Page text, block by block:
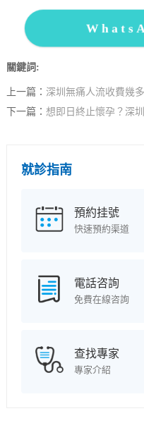
關鍵詞:
上一篇： 深圳無痛人流收費幾
下一篇： 想即日終止懷孕？深
就診指南
預約挂號
快速預約渠道
電話咨詢
免費在線咨詢
查找專家
專家介紹